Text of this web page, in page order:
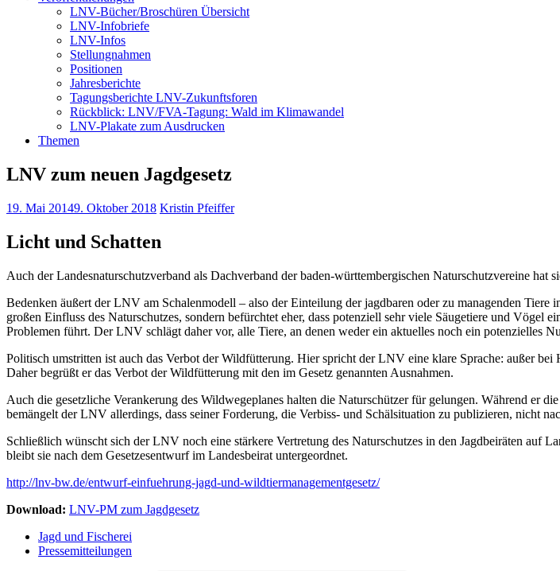
LNV-Bücher/Broschüren Übersicht
LNV-Infobriefe
LNV-Infos
Stellungnahmen
Positionen
Jahresberichte
Tagungsberichte LNV-Zukunftsforen
Rückblick: LNV/FVA-Tagung: Wald im Klimawandel
LNV-Plakate zum Ausdrucken
Themen
LNV zum neuen Jagdgesetz
19. Mai 20149. Oktober 2018 Kristin Pfeiffer
Licht und Schatten
Auch der Landesnaturschutzverband als Dachverband der baden-württembergischen Naturschutzvereine hat
Bedenken äußert der LNV am Schalenmodell – also der Einteilung der jagdbaren oder zu managenden
großen Einfluss des Naturschutzes, sondern befürchtet eher, dass potenziell sehr viele Säugetiere und
Problemen führt. Der LNV schlägt daher vor, alle Tiere, an denen weder ein aktuelles noch ein potenzielles
Politisch umstritten ist auch das Verbot der Wildfütterung. Hier spricht der LNV eine klare Sprache: außer
Daher begrüßt er das Verbot der Wildfütterung mit den im Gesetz genannten Ausnahmen.
Auch die gesetzliche Verankerung des Wildwegeplanes halten die Naturschützer für gelungen. Während er
bemängelt der LNV allerdings, dass seiner Forderung, die Verbiss- und Schälsituation zu publizieren, nicht
Schließlich wünscht sich der LNV noch eine stärkere Vertretung des Naturschutzes in den Jagdbeiräten auf
bleibt sie nach dem Gesetzesentwurf im Landesbeirat untergeordnet.
http://lnv-bw.de/entwurf-einfuehrung-jagd-und-wildtiermanagementgesetz/
Download: LNV-PM zum Jagdgesetz
Jagd und Fischerei
Pressemitteilungen